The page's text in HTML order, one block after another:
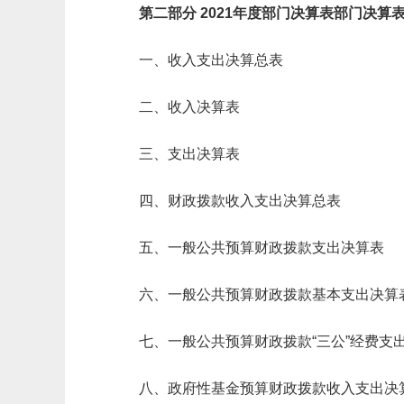
第二部分 2021年度部门决算表部门决算
一、收入支出决算总表
二、收入决算表
三、支出决算表
四、财政拨款收入支出决算总表
五、一般公共预算财政拨款支出决算表
六、一般公共预算财政拨款基本支出决算
七、一般公共预算财政拨款“三公”经费支
八、政府性基金预算财政拨款收入支出决